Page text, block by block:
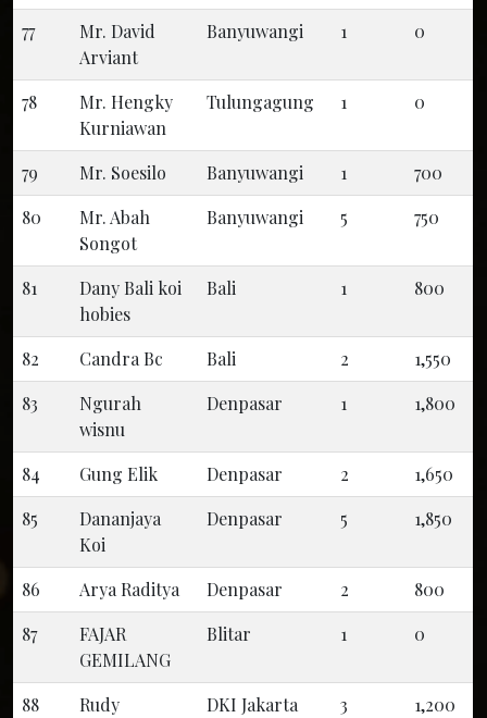
77
Mr. David
Arviant
Banyuwangi 1 0
78
Mr. Hengky
Kurniawan
Tulungagung 1 0
79 Mr. Soesilo Banyuwangi 1
700
80
Mr. Abah
Songot
Banyuwangi 5 750
81
Dany Bali koi
hobies
Bali 1 800
82 Candra Bc Bali 2
1,550
83
Ngurah
wisnu
Denpasar 1 1,800
84 Gung Elik Denpasar 2
1,650
85
Dananjaya
Koi
Denpasar 5 1,850
86 Arya Raditya Denpasar 2
800
87
FAJAR
GEMILANG
Blitar 1 0
88
Rudy
DKI Jakarta 3 1,200